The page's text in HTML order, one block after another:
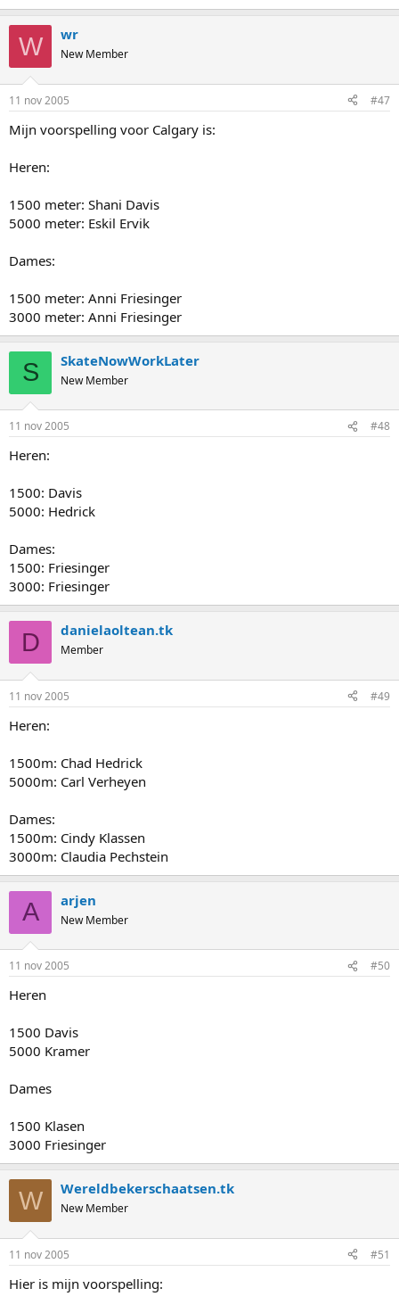
W wr
New Member
11 nov 2005 #47
Mijn voorspelling voor Calgary is:
Heren:
1500 meter: Shani Davis
5000 meter: Eskil Ervik
Dames:
1500 meter: Anni Friesinger
3000 meter: Anni Friesinger
S SkateNowWorkLater
New Member
11 nov 2005 #48
Heren:
1500: Davis
5000: Hedrick
Dames:
1500: Friesinger
3000: Friesinger
D danielaoltean.tk
Member
11 nov 2005 #49
Heren:
1500m: Chad Hedrick
5000m: Carl Verheyen
Dames:
1500m: Cindy Klassen
3000m: Claudia Pechstein
A arjen
New Member
11 nov 2005 #50
Heren
1500 Davis
5000 Kramer
Dames
1500 Klasen
3000 Friesinger
W Wereldbekerschaatsen.tk
New Member
11 nov 2005 #51
Hier is mijn voorspelling: